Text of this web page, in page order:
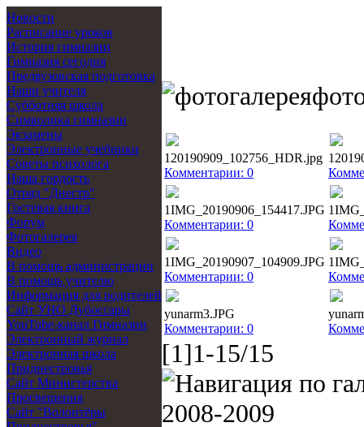
Новости
Расписание уроков
История гимназии
Гимназия сегодня
Предвузовская подготовка
Наши учителя
Субботняя школа
Символика гимназии
Экзамены
Электронные учебники
Советы психолога
Наша гордость
Отряд "Днестр"
Гостевая книга
Форум
Фотогалерея
Видео
В помощь администрации
В помощь учителю
Информация для родителей
Cайт УНО Дубоссары
YouTube-канал Гимназии
Электронный журнал
Электронная школа
Приднестровья
Сайт Министерства
Просвещения
Сайт "Волонтёры
120190909_102756_HDR.jpg
Комментарии: 0
1IMG_20190906_154417.JPG
Комментарии: 0
1IMG_20190907_104909.JPG
Комментарии: 0
yunarm3.JPG
Комментарии: 0
[1]1-15/15
2008-2009